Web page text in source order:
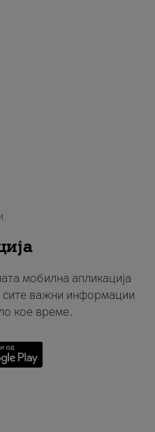
мобилна апликација
сите важни информации
кое време.